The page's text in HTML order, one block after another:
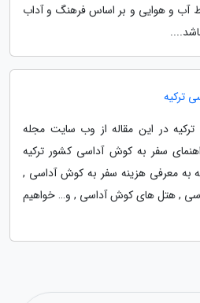
آب و هوایی و بر اساس فرهنگ و آداب
ترکیه
در این مقاله از وب سایت مجله
سفر به کوش آداسی کشور ترکیه
به معرفی هزینه سفر به کوش آداسی ,
, هتل های کوش آداسی , و… خواهیم